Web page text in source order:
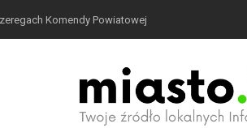
Komendy Powiatowej